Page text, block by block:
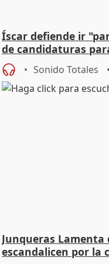
Íscar defiende ir
de candidaturas
Sonido Totales
Junqueras Lamenta
escandalicen por la